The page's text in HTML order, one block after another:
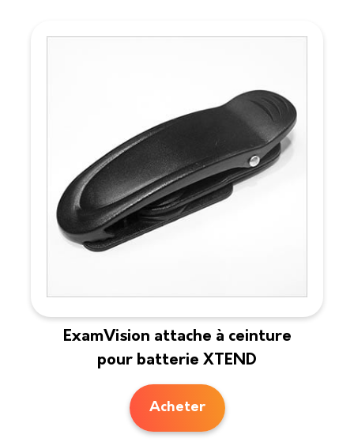
ExamVision attache à ceinture
pour batterie XTEND
Acheter